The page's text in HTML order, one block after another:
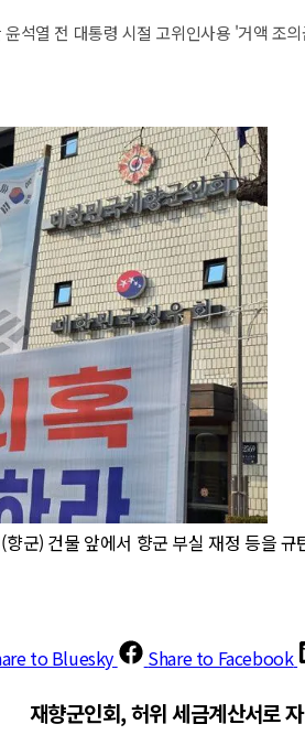
석열 전 대통령 시절 고위인사용 '거액
군) 건물 앞에서 향군 부실 재정 등을
to Bluesky Share to Facebook
재향군인회, 허위 세금계산서로